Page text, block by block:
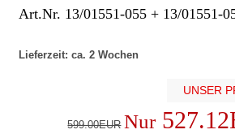
Art.Nr. 13/01551-055 + 13/01551-
Lieferzeit: ca. 2 Wochen
UNSER
599.00EUR Nur